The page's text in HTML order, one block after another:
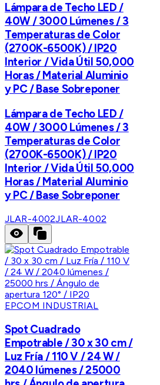
Lámpara de Techo LED /
40W / 3000 Lúmenes / 3
Temperaturas de Color
(2700K-6500K) / IP20
Interior / Vida Útil 50,000
Horas / Material Aluminio
y PC / Base Sobreponer
Lámpara de Techo LED /
40W / 3000 Lúmenes / 3
Temperaturas de Color
(2700K-6500K) / IP20
Interior / Vida Útil 50,000
Horas / Material Aluminio
y PC / Base Sobreponer
JLAR-4002JLAR-4002
EPCOM INDUSTRIAL
Spot Cuadrado
Empotrable / 30 x 30 cm /
Luz Fría / 110 V / 24 W /
2040 lúmenes / 25000